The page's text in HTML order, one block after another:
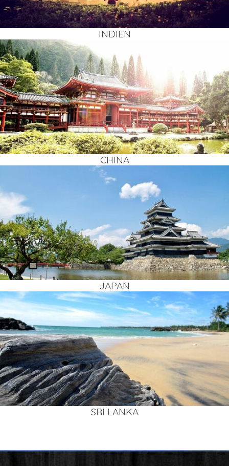
INDI­EN
CHI­NA
JAPAN
SRI LAN­KA